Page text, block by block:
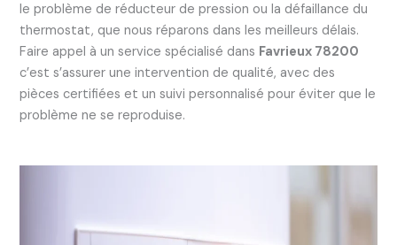
le problème de réducteur de pression ou la défaillance du
thermostat, que nous réparons dans les meilleurs délais.
Faire appel à un service spécialisé dans Favrieux 78200
c’est s’assurer une intervention de qualité, avec des
pièces certifiées et un suivi personnalisé pour éviter que le
problème ne se reproduise.